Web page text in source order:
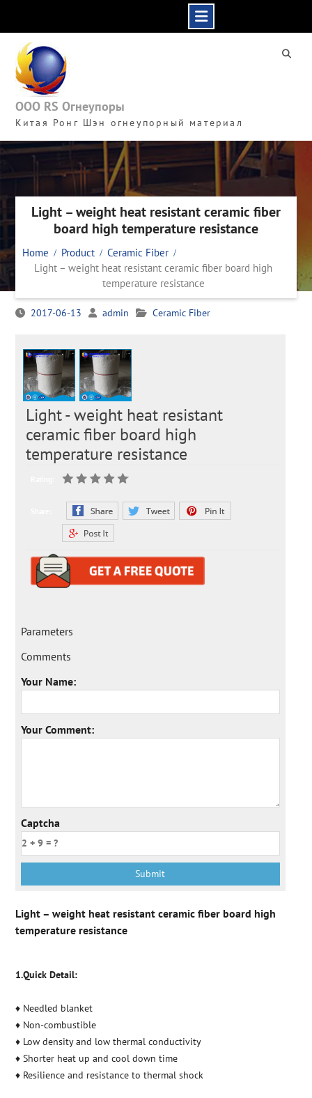
content
ООО RS Огнеупоры
Китая Ронг Шэн огнеупорный материал
Light – weight heat resistant ceramic fiber
board high temperature resistance
Home Product
Ceramic Fiber
Light – weight heat resistant ceramic fiber board high
temperature resistance
2017-06-13 admin Ceramic Fiber
Light - weight heat resistant
ceramic fiber board high
temperature resistance
Parameters
Comments
Your Name:
Your Comment:
Captcha
Light – weight heat resistant ceramic fiber board high
temperature resistance
1.Quick Detail:
♦ Needled blanket
♦ Non-combustible
♦ Low density and low thermal conductivity
♦ Shorter heat up and cool down time
♦ Resilience and resistance to thermal shock